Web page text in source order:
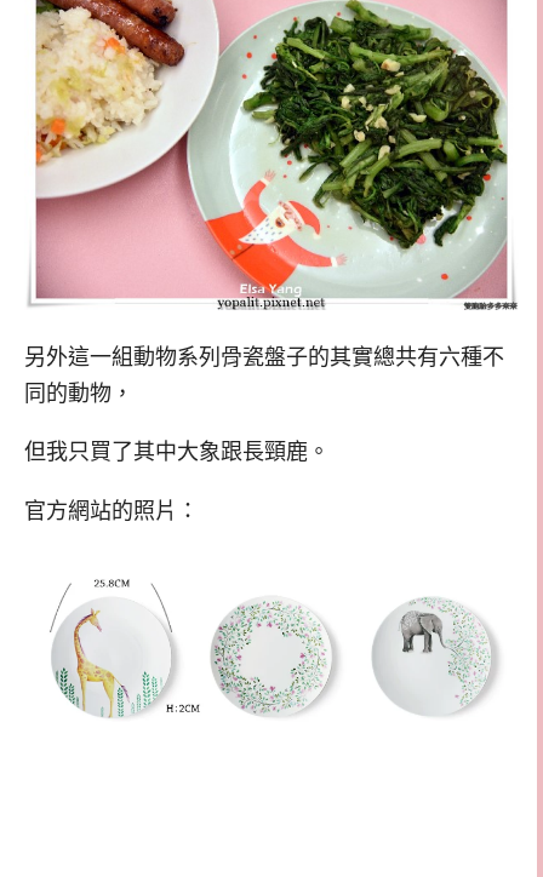
另外這一組動物系列骨瓷盤子的其實總共有六種不
同的動物，
但我只買了其中大象跟長頸鹿。
官方網站的照片：